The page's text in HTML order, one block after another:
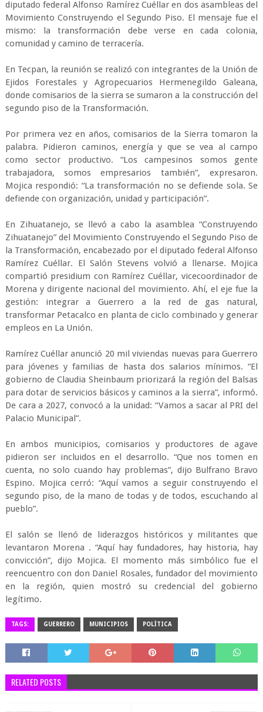
diputado federal Alfonso Ramírez Cuéllar en dos asambleas del
Movimiento Construyendo el Segundo Piso. El mensaje fue el
mismo: la transformación debe verse en cada colonia,
comunidad y camino de terracería.
En Tecpan, la reunión se realizó con integrantes de la Unión de
Ejidos Forestales y Agropecuarios Hermenegildo Galeana,
donde comisarios de la sierra se sumaron a la construcción del
segundo piso de la Transformación.
Por primera vez en años, comisarios de la Sierra tomaron la
palabra. Pidieron caminos, energía y que se vea al campo
como sector productivo. “Los campesinos somos gente
trabajadora, somos empresarios también”, expresaron.
Mojica respondió: “La transformación no se defiende sola. Se
defiende con organización, unidad y participación”.
En Zihuatanejo, se llevó a cabo la asamblea “Construyendo
Zihuatanejo” del Movimiento Construyendo el Segundo Piso de
la Transformación, encabezado por el diputado federal Alfonso
Ramírez Cuéllar. El Salón Stevens volvió a llenarse. Mojica
compartió presidium con Ramírez Cuéllar, vicecoordinador de
Morena y dirigente nacional del movimiento. Ahí, el eje fue la
gestión: integrar a Guerrero a la red de gas natural,
transformar Petacalco en planta de ciclo combinado y generar
empleos en La Unión.
Ramírez Cuéllar anunció 20 mil viviendas nuevas para Guerrero
para jóvenes y familias de hasta dos salarios mínimos. “El
gobierno de Claudia Sheinbaum priorizará la región del Balsas
para dotar de servicios básicos y caminos a la sierra”, informó.
De cara a 2027, convocó a la unidad: “Vamos a sacar al PRI del
Palacio Municipal”.
En ambos municipios, comisarios y productores de agave
pidieron ser incluidos en el desarrollo. “Que nos tomen en
cuenta, no solo cuando hay problemas”, dijo Bulfrano Bravo
Espino. Mojica cerró: “Aquí vamos a seguir construyendo el
segundo piso, de la mano de todas y de todos, escuchando al
pueblo”.
El salón se llenó de liderazgos históricos y militantes que
levantaron Morena . “Aquí hay fundadores, hay historia, hay
convicción”, dijo Mojica. El momento más simbólico fue el
reencuentro con don Daniel Rosales, fundador del movimiento
en la región, quien mostró su credencial del gobierno
legítimo.
TAGS: GUERRERO MUNICIPIOS POLÍTICA
RELATED POSTS